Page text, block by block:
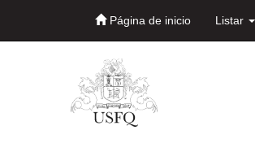
Página de inicio Listar